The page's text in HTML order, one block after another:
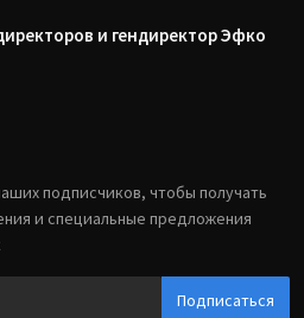
и гендиректор Эфко
подписчиков, чтобы получать
и специальные предложения
Подписаться